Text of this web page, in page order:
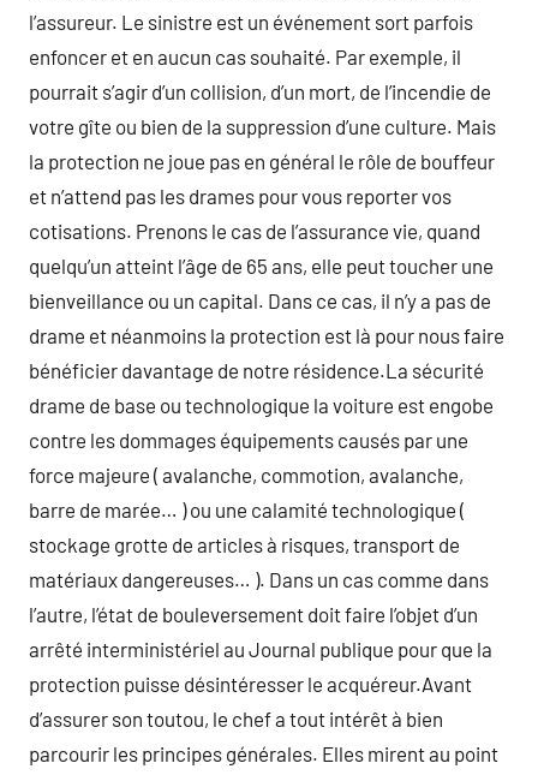
l’assureur. Le sinistre est un événement sort parfois
enfoncer et en aucun cas souhaité. Par exemple, il
pourrait s’agir d’un collision, d’un mort, de l’incendie de
votre gîte ou bien de la suppression d’une culture. Mais
la protection ne joue pas en général le rôle de bouffeur
et n’attend pas les drames pour vous reporter vos
cotisations. Prenons le cas de l’assurance vie, quand
quelqu’un atteint l’âge de 65 ans, elle peut toucher une
bienveillance ou un capital. Dans ce cas, il n’y a pas de
drame et néanmoins la protection est là pour nous faire
bénéficier davantage de notre résidence.La sécurité
drame de base ou technologique la voiture est engobe
contre les dommages équipements causés par une
force majeure ( avalanche, commotion, avalanche,
barre de marée… ) ou une calamité technologique (
stockage grotte de articles à risques, transport de
matériaux dangereuses… ). Dans un cas comme dans
l’autre, l’état de bouleversement doit faire l’objet d’un
arrêté interministériel au Journal publique pour que la
protection puisse désintéresser le acquéreur.Avant
d’assurer son toutou, le chef a tout intérêt à bien
parcourir les principes générales. Elles mirent au point